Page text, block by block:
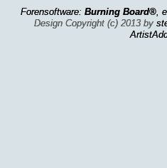
Forensoftware: Burning Board®,
Design Copyright (c) 2013 by